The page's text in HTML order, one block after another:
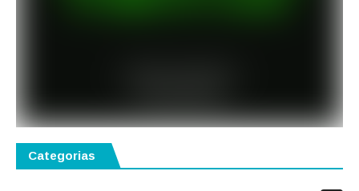
Categorias